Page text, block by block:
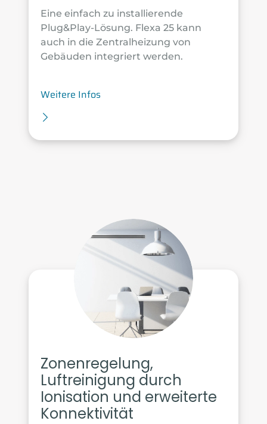
Eine einfach zu installierende
Plug&Play-Lösung. Flexa 25 kann
auch in die Zentralheizung von
Gebäuden integriert werden.
Weitere Infos
Zonenregelung,
Luftreinigung durch
Ionisation und erweiterte
Konnektivität